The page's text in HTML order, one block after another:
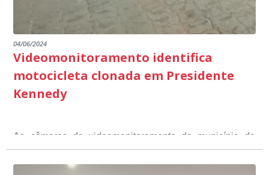
04/06/2024
Videomonitoramento identifica
motocicleta clonada em Presidente
Kennedy
As câmeras de videomonitoramento do município de
Presidente Kennedy identificaram neste fim de semana,
01 de junho, uma motocicleta com indícios de